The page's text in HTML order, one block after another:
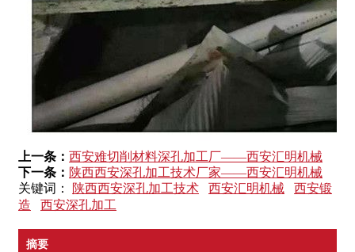
上一条： 西安难切削材料深孔加工厂——西安汇明机械
下一条： 陕西西安深孔加工技术厂家——西安汇明机械
关键词：
陕西西安深孔加工技术 西安汇明机械
西安锻
造
西安深孔加工
摘要